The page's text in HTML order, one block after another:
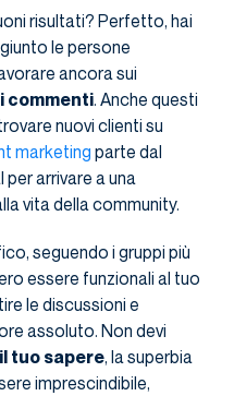
risultati? Perfetto, hai
le persone
ancora sui
commenti. Anche questi
nuovi clienti su
marketing parte dal
arrivare a una
vita della community.
seguendo i gruppi più
essere funzionali al tuo
le discussioni e
assoluto. Non devi
tuo sapere, la superbia
imprescindibile,